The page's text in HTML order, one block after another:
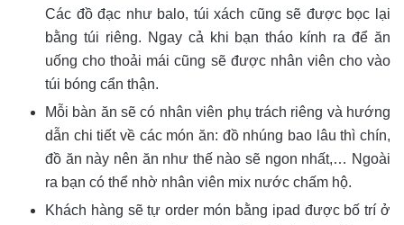
Các đồ đạc như balo, túi xách cũng sẽ được bọc lại
bằng túi riêng. Ngay cả khi bạn tháo kính ra để ăn
uống cho thoải mái cũng sẽ được nhân viên cho vào
túi bóng cẩn thận.
Mỗi bàn ăn sẽ có nhân viên phụ trách riêng và hướng
dẫn chi tiết về các món ăn: đồ nhúng bao lâu thì chín,
đồ ăn này nên ăn như thế nào sẽ ngon nhất,… Ngoài
ra bạn có thể nhờ nhân viên mix nước chấm hộ.
Khách hàng sẽ tự order món bằng ipad được bố trí ở